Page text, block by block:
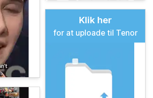
Klik her
for at uploade til Tenor